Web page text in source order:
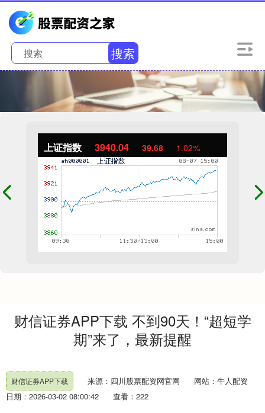
搜索
上证指数 3940.04 39.68 1.02%
财信证券APP下载 不到90天！“超短学
期”来了，最新提醒
财信证券APP下载 来源：四川股票配资网官网
网站：牛人配资
日期：2026-03-02 08:00:42
查看：222